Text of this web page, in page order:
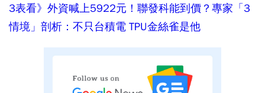
3表看》外資喊上5922元！聯發科能到價？專家「3
情境」剖析：不只台積電 TPU金絲雀是他